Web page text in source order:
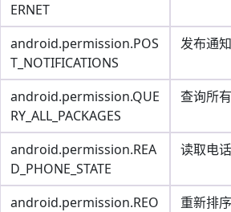
ERNET
android.permission.POS
T_NOTIFICATIONS
发布通知
android.permission.QUE
RY_ALL_PACKAGES
查询所
android.permission.REA
D_PHONE_STATE
读取电
android.permission.REO
重新排